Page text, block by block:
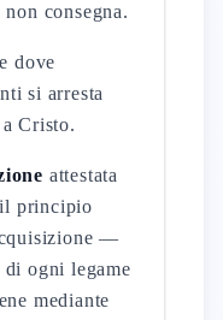
consegna.
dove
si arresta
Cristo.
attestata
principio
—
ogni legame
mediante